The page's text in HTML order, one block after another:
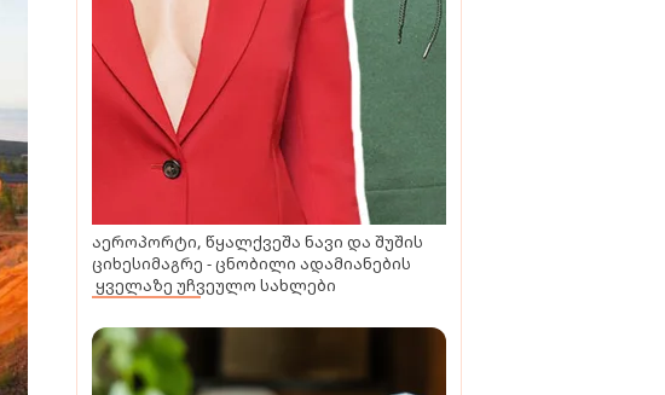
აეროპორტი, წყალქვეშა ნავი და შუშის
ციხესიმაგრე - ცნობილი ადამიანების
ყველაზე უჩვეულო სახლები